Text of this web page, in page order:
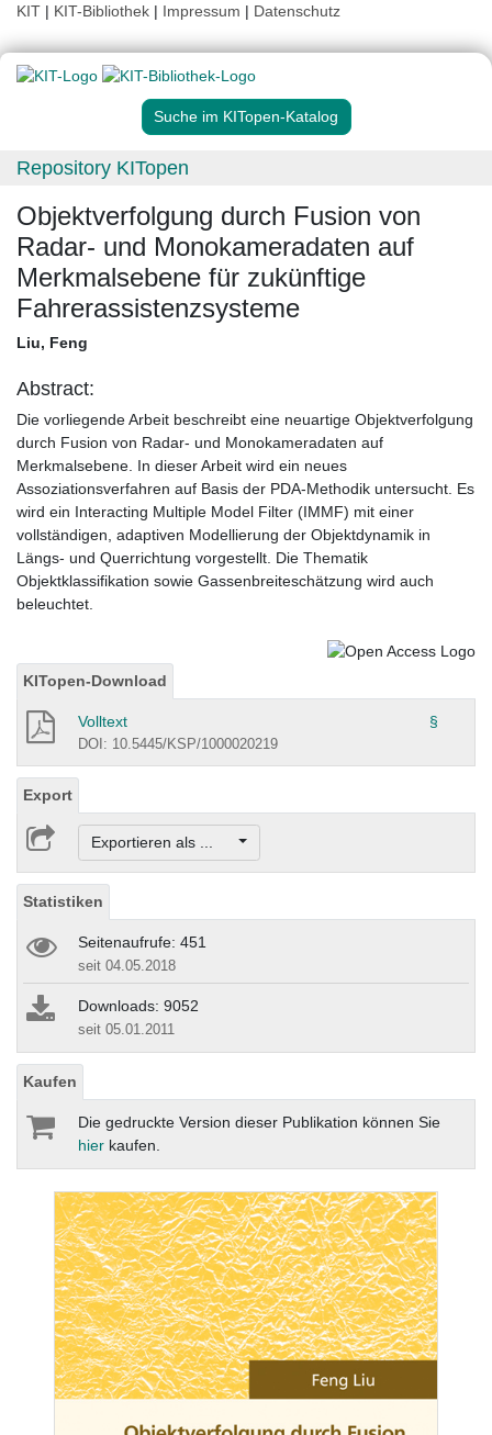
KIT | KIT-Bibliothek | Impressum | Datenschutz
Suche im KITopen-Katalog
Repository KITopen
Objektverfolgung durch Fusion von
Radar- und Monokameradaten auf
Merkmalsebene für zukünftige
Fahrerassistenzsysteme
Liu, Feng
Abstract:
Die vorliegende Arbeit beschreibt eine neuartige Objektverfolgung
durch Fusion von Radar- und Monokameradaten auf
Merkmalsebene. In dieser Arbeit wird ein neues
Assoziationsverfahren auf Basis der PDA-Methodik untersucht. Es
wird ein Interacting Multiple Model Filter (IMMF) mit einer
vollständigen, adaptiven Modellierung der Objektdynamik in
Längs- und Querrichtung vorgestellt. Die Thematik
Objektklassifikation sowie Gassenbreiteschätzung wird auch
beleuchtet.
KITopen-Download
Volltext §
DOI: 10.5445/KSP/1000020219
Export
Exportieren als ...
Statistiken
Seitenaufrufe: 451
seit 04.05.2018
Downloads: 9052
seit 05.01.2011
Kaufen
Die gedruckte Version dieser Publikation können Sie
hier kaufen.